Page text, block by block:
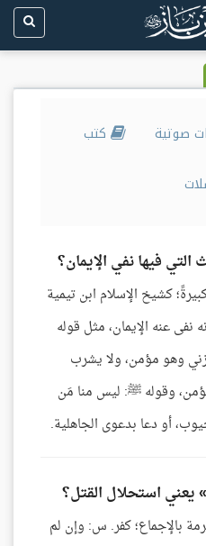
صوتية كتب
فيها نفي الإيمان؟
كشيخ الإسلام ابن تيمية
نفى عنه الإيمان، مثل قوله
وهو مؤمن، ولا يشرب
وقوله ﷺ: ليس منا مَن
أو دعا بدعوى الجاهلية.
يعني استحلال القتل؟
بالإجماع؛ كفر. س: وإن لم